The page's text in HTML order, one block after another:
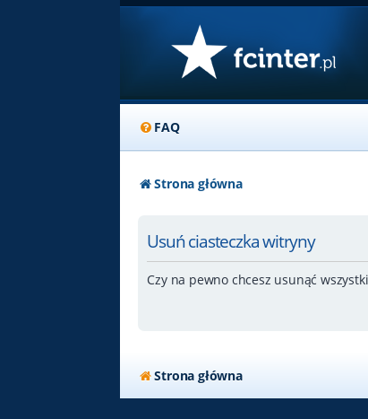
FAQ
Strona główna
Usuń ciasteczka witryny
Czy na pewno chcesz usunąć
Strona główna